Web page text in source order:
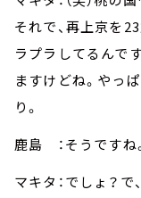
それで、再上京を
ラプラしてるんで
ますけどね。やっ
り。
鹿島 ：そうですね
マキタ：でしょ？